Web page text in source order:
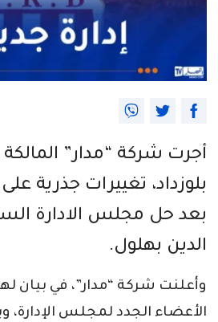
أجرت شركة “مدار”
بلوزداد، تغييرات جذرية على
بعد حل مجلس الادارة
الدين بهلول.
وأعلنت شركة “مدار”، في بيان
الأعضاء الجدد لمجلس الإدارة،